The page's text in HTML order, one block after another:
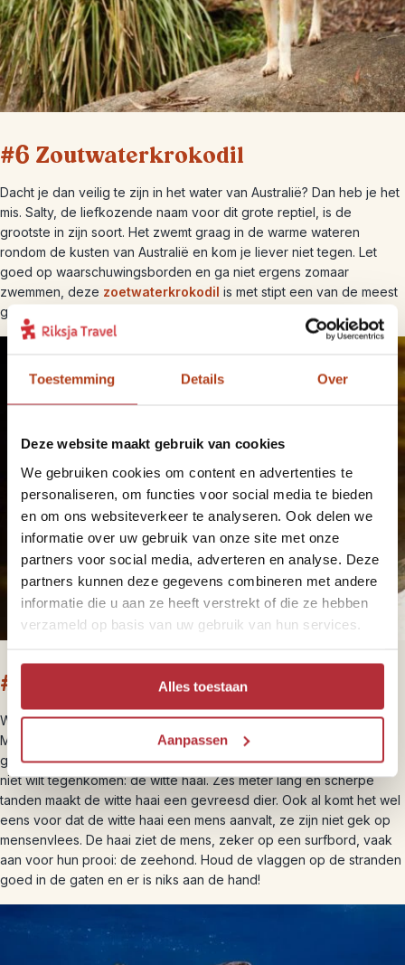
Toestemming Details Over
Deze website maakt gebruik van cookies
We gebruiken cookies om content en advertenties te
personaliseren, om functies voor social media te bieden
en om ons websiteverkeer te analyseren. Ook delen we
informatie over uw gebruik van onze site met onze
partners voor social media, adverteren en analyse. Deze
partners kunnen deze gegevens combineren met andere
informatie die u aan ze heeft verstrekt of die ze hebben
verzameld op basis van uw gebruik van hun services.
Alles toestaan
Aanpassen
#6 Zoutwaterkrokodil
Dacht je dan veilig te zijn in het water van Australië? Dan heb je het
mis. Salty, de liefkozende naam voor dit grote reptiel, is de
grootste in zijn soort. Het zwemt graag in de warme wateren
rondom de kusten van Australië en kom je liever niet tegen. Let
goed op waarschuwingsborden en ga niet ergens zomaar
zwemmen, deze zoetwaterkrokodil is met stipt een van de meest
gevaarlijke dieren in Australië.
#7 De witte haai
WieJawsheeft gezien, heeft waarschijnlijk een fobie voor haaien.
Maar toch worden deze fascinerende beesten vaak onterecht als
gevaarlijke beesten gekenmerkt. Toch is er een haai die je liever
niet wilt tegenkomen: de witte haai. Zes meter lang en scherpe
tanden maakt de witte haai een gevreesd dier. Ook al komt het wel
eens voor dat de witte haai een mens aanvalt, ze zijn niet gek op
mensenvlees. De haai ziet de mens, zeker op een surfbord, vaak
aan voor hun prooi: de zeehond. Houd de vlaggen op de stranden
goed in de gaten en er is niks aan de hand!